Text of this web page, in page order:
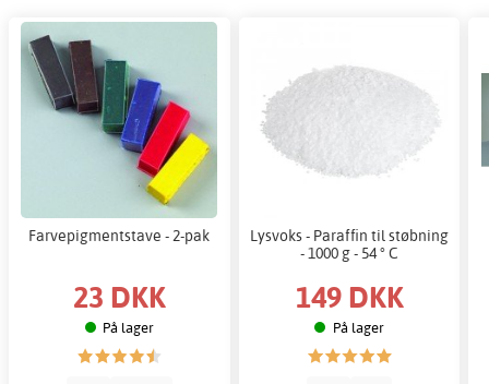
Farvepigmentstave - 2-pak
23 DKK
På lager
Lysvoks - Paraffin til støbning
- 1000 g - 54 ° C
149 DKK
På lager